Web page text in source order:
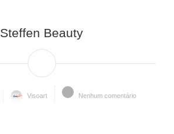
Steffen Beauty
Visoart Nenhum comentário